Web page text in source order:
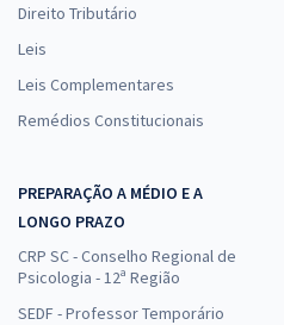
Direito Tributário
Leis
Leis Complementares
Remédios Constitucionais
PREPARAÇÃO A MÉDIO E A
LONGO PRAZO
CRP SC - Conselho Regional de
Psicologia - 12ª Região
SEDF - Professor Temporário